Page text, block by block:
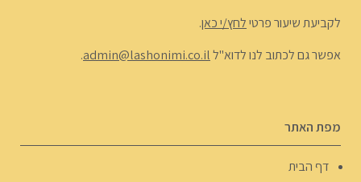
לקביעת שיעור פרטילחץ/י כאן.
אפשר גם לכתוב לנו לדוא"לadmin@lashonimi.co.il
.
מפת האתר
דף הבית